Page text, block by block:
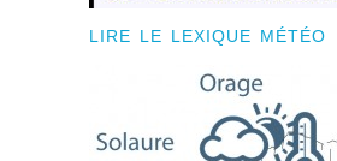
LIRE LE LEXIQUE MÉTÉO